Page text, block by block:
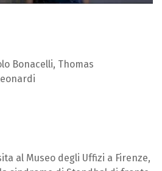
Bonacelli, Thomas
al Museo degli Uffizi a Firenze,